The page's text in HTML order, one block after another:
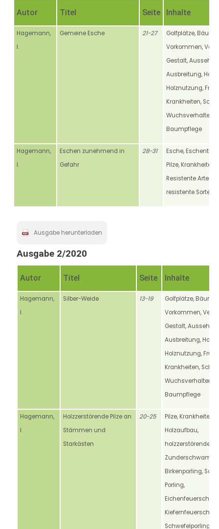
Autor Titel Seite Inhalte
Hagemann,
I.
Gemeine Esche 21-27
Golfplätze,
Vorkommen,
Gestalt, Aussehen,
Ausbreitung, Holz,
Holznutzung,
Krankheiten,
Wuchsverhalten,
Baumpflege
Hagemann,
I.
Eschen zunehmend in
Gefahr
28-31
Esche,
Pilze, Krankheiten,
Resistente Arten,
resistente Sorten
Ausgabe herunterladen
Ausgabe 2/2020
Autor Titel Seite Inhalte
Hagemann,
I.
Silber-Weide 13-19
Golfplätze, Bäume,
Vorkommen,
Gestalt, Aussehen,
Ausbreitung, Holz,
Holznutzung,
Krankheiten,
Wuchsverhalten,
Baumpflege
Hagemann,
I.
Holzzerstörende Pilze an
Stämmen und
Starkästen
20-25
Pilze, Krankheiten,
Holzaufbau,
holzzerstörende
Zunderschwamm,
Birkenporling,
Porling,
Schwefelporling,